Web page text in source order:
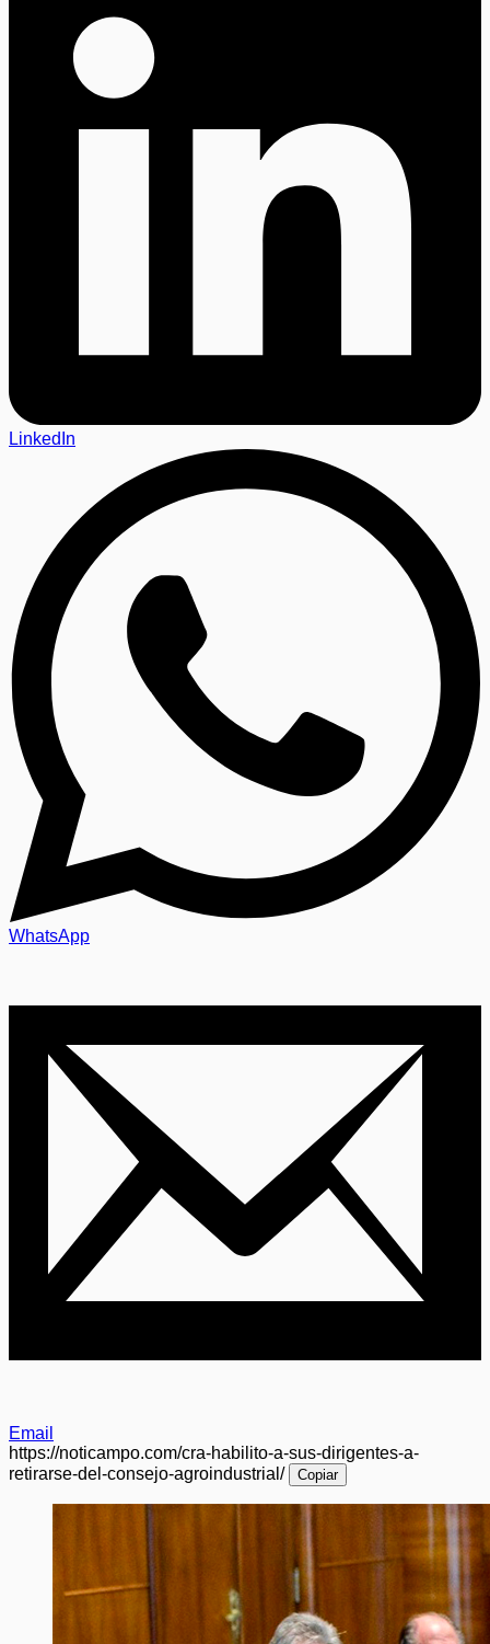
LinkedIn
WhatsApp
Email
https://noticampo.com/cra-habilito-a-sus-dirigentes-a-
retirarse-del-consejo-agroindustrial/
Copiar